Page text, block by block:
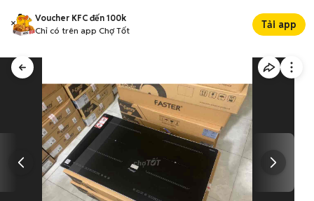
Voucher KFC đến 100k
Chỉ có trên app Chợ Tốt
Tải app